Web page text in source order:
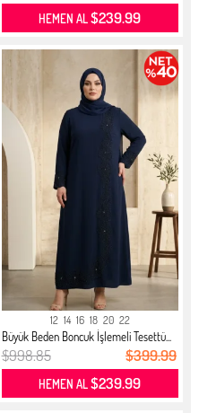
HEMEN AL$239.99
12 14 16 18 20 22
Büyük Beden Boncuk İşlemeli Tesettü...
$998.85 $399.99
HEMEN AL$239.99